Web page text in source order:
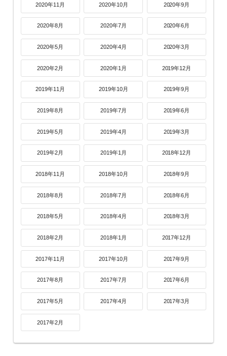
2020年11月 2020年10月 2020年9月
2020年8月 2020年7月 2020年6月
2020年5月 2020年4月 2020年3月
2020年2月 2020年1月 2019年12月
2019年11月 2019年10月 2019年9月
2019年8月 2019年7月 2019年6月
2019年5月 2019年4月 2019年3月
2019年2月 2019年1月 2018年12月
2018年11月 2018年10月 2018年9月
2018年8月 2018年7月 2018年6月
2018年5月 2018年4月 2018年3月
2018年2月 2018年1月 2017年12月
2017年11月 2017年10月 2017年9月
2017年8月 2017年7月 2017年6月
2017年5月 2017年4月 2017年3月
2017年2月